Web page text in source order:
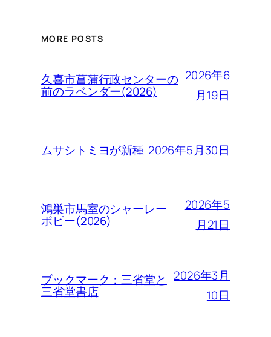
MORE POSTS
久喜市菖蒲行政センターの
前のラベンダー(2026)
2026年6
月19日
ムサシトミヨが新種 2026年5月30日
鴻巣市馬室のシャーレー
ポピー(2026)
2026年5
月21日
ブックマーク：三省堂と
三省堂書店
2026年3月
10日